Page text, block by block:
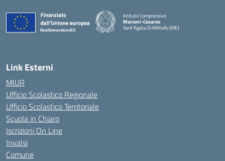
Istituto Comprensivo
Marconi-Cesareo
Sant'Agata Di Militello (ME)
— Visita la pagina iniziale della scuola
Link Esterni
MIUR
Ufficio Scolastico Regionale
Ufficio Scolastico Territoriale
Scuola in Chiaro
Iscrizioni On Line
Invalsi
Comune